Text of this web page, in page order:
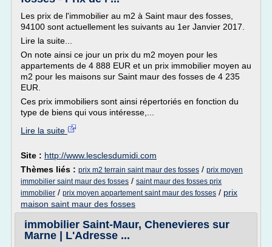
Les prix de l'immobilier au m2 à Saint maur des fosses,
94100 sont actuellement les suivants au 1er Janvier 2017.
Lire la suite...
On note ainsi ce jour un prix du m2 moyen pour les
appartements de 4 888 EUR et un prix immobilier moyen au
m2 pour les maisons sur Saint maur des fosses de 4 235
EUR.
Ces prix immobiliers sont ainsi répertoriés en fonction du
type de biens qui vous intéresse,...
Lire la suite
Site : http://www.lesclesdumidi.com
Thèmes liés : prix m2 terrain saint maur des fosses / prix moyen
immobilier saint maur des fosses / saint maur des fosses prix
immobilier / prix moyen appartement saint maur des fosses / prix
maison saint maur des fosses
immobilier Saint-Maur, Chenevieres sur
Marne | L'Adresse ...